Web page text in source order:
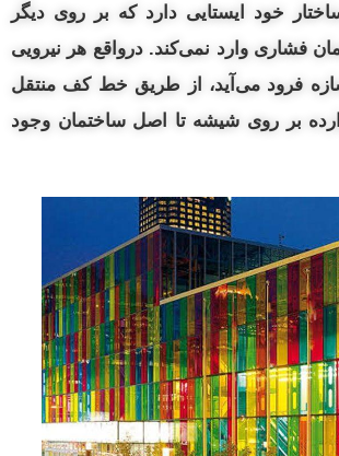
خود ایستایی دارد که بر روی دیگر
فشاری وارد نمی‌کند. درواقع هر نیرویی
فرود می‌آید، از طریق خط کف منتقل
بر روی شیشه تا اصل ساختمان وجود